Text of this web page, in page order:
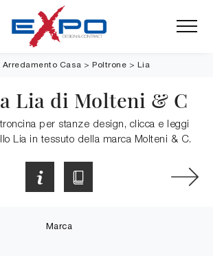
Arredamento Casa > Poltrone > Lia
Lia di Molteni & C
per stanze design, clicca e leggi
Lia in tessuto della marca Molteni & C.
Marca